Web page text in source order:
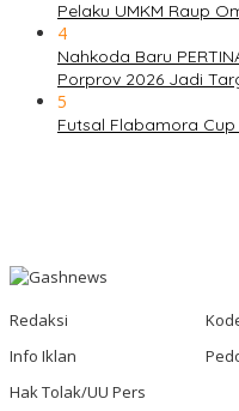
Pelaku UMKM Raup
4
Nahkoda Baru
Porprov 2026 Jadi
5
Futsal Flabamora
Redaksi
Info Iklan
Hak Tolak/UU Pers